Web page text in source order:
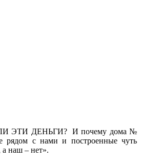
ЭТИ ДЕНЬГИ? И почему дома №
с нами и построенные чуть
а наш – нет».